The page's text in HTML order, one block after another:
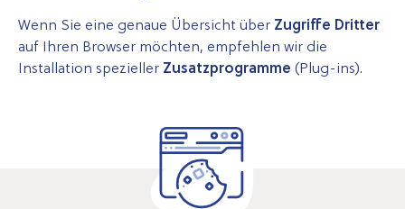
Wenn Sie eine genaue Übersicht über Zugriffe Dritter
auf Ihren Browser möchten, empfehlen wir die
Installation spezieller Zusatzprogramme (Plug-ins).